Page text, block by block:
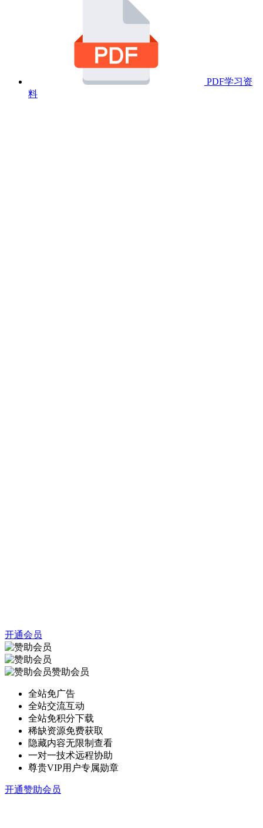
PDF学习资
料
开通会员
赞助会员
全站免广告
全站交流互动
全站免积分下载
稀缺资源免费获取
隐藏内容无限制查看
一对一技术远程协助
尊贵VIP用户专属勋章
开通赞助会员